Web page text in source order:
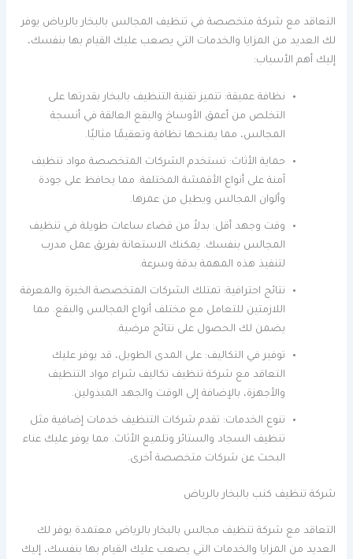
التعاقد مع شركة متخصصة في تنظيف المجالس بالبخار بالرياض يوفر
لك العديد من المزايا والخدمات التي يصعب عليك القيام بها بنفسك،
إليك أهم الأسباب:
نظافة عميقة: تتميز تقنية التنظيف بالبخار بقدرتها على
التخلص من أعمق الأوساخ والبقع العالقة في أنسجة
المجالس، مما يمنحها نظافة وتعقيمًا مثاليًا.
حماية الأثاث: تستخدم الشركات المتخصصة مواد تنظيف
آمنة على أنواع الأقمشة المختلفة. مما يحافظ على جودة
وألوان المجالس ويطيل من عمرها.
وقت وجهد أقل: بدلاً من قضاء ساعات طويلة في تنظيف
المجالس بنفسك. يمكنك الاستعانة بفريق عمل مدرب
لتنفيذ هذه المهمة بدقة وسرعة.
نتائج احترافية: تمتلك الشركات المتخصصة الخبرة والمعرفة
اللازمتين للتعامل مع مختلف أنواع المجالس والبقع. مما
يضمن لك الحصول على نتائج مرضية.
توفير في التكاليف: على المدى الطويل، قد يوفر عليك
التعاقد مع شركة تنظيف تكاليف شراء مواد التنظيف
والأجهزة، بالإضافة إلى الوقت والجهد المبذولين.
تنوع الخدمات: تقدم شركات التنظيف خدمات إضافية مثل
تنظيف السجاد والستائر وتلميع الأثاث. مما يوفر عليك عناء
البحث عن شركات متخصصة أخرى.
شركة تنظيف كنب بالبخار بالرياض
التعاقد مع شركة تنظيف مجالس بالبخار بالرياض معتمدة يوفر لك
العديد من المزايا والخدمات التي يصعب عليك القيام بها بنفسك، إليك